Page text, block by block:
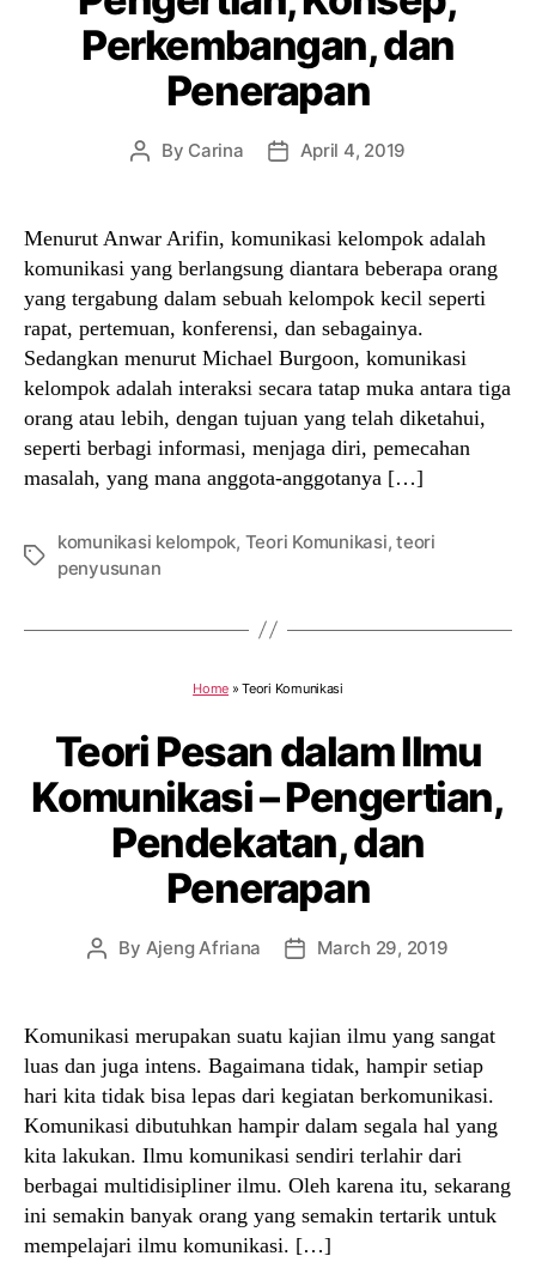
Perkembangan, dan
Penerapan
Post
By Carina
PostApril 4, 2019
Menurut Anwar Arifin, komunikasi kelompok adalah
komunikasi yang berlangsung diantara beberapa orang
yang tergabung dalam sebuah kelompok kecil seperti
rapat, pertemuan, konferensi, dan sebagainya.
Sedangkan menurut Michael Burgoon, komunikasi
kelompok adalah interaksi secara tatap muka antara tiga
orang atau lebih, dengan tujuan yang telah diketahui,
seperti berbagi informasi, menjaga diri, pemecahan
masalah, yang mana anggota-anggotanya […]
Tags
komunikasi kelompok, Teori Komunikasi,teori
penyusunan
Home »Teori Komunikasi
Teori Pesan dalam Ilmu
Komunikasi – Pengertian,
Pendekatan, dan
Penerapan
Post
By Ajeng Afriana
PostMarch 29, 2019
Komunikasi merupakan suatu kajian ilmu yang sangat
luas dan juga intens. Bagaimana tidak, hampir setiap
hari kita tidak bisa lepas dari kegiatan berkomunikasi.
Komunikasi dibutuhkan hampir dalam segala hal yang
kita lakukan. Ilmu komunikasi sendiri terlahir dari
berbagai multidisipliner ilmu. Oleh karena itu, sekarang
ini semakin banyak orang yang semakin tertarik untuk
mempelajari ilmu komunikasi. […]